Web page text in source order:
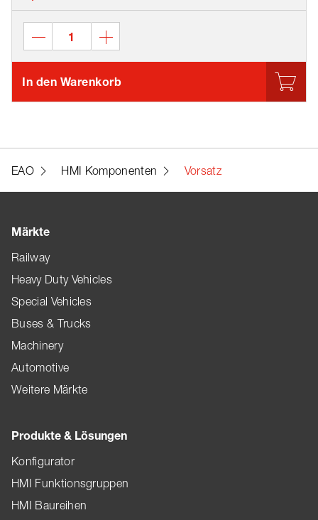
In den Warenkorb
EAO HMI Komponenten Vorsatz
Märkte
Railway
Heavy Duty Vehicles
Special Vehicles
Buses & Trucks
Machinery
Automotive
Weitere Märkte
Produkte & Lösungen
Konfigurator
HMI Funktionsgruppen
HMI Baureihen